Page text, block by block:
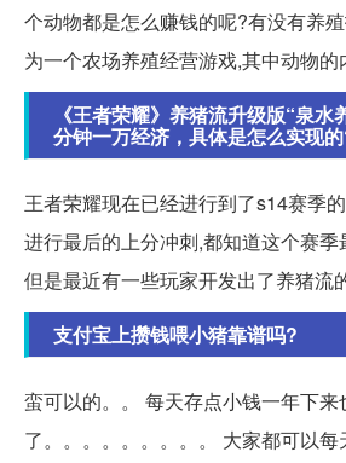
个动物都是怎么赚钱的呢?有没有养
为一个农场养殖经营游戏,其中动物的
《王者荣耀》养猪流升级版“泉水
分钟一万经济，具体是怎么实现
王者荣耀现在已经进行到了s14赛季
进行最后的上分冲刺,都知道这个赛
但是最近有一些玩家开发出了养猪
支付宝上攒钱喂小猪靠谱吗?
蛮可以的。。 每天存点小钱一年下来
了。。。。。。。。。 大家都可以